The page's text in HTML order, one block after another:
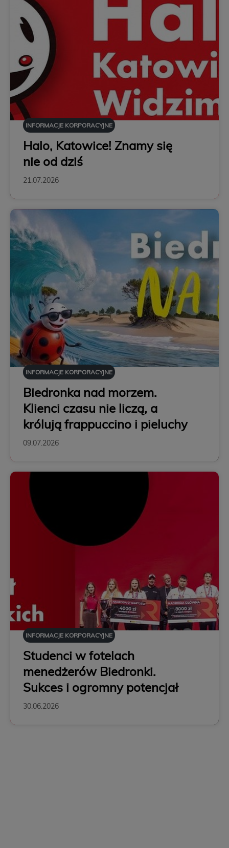
INFORMACJE KORPORACYJNE
Halo, Katowice! Znamy się
nie od dziś
21.07.2026
INFORMACJE KORPORACYJNE
Biedronka nad morzem.
Klienci czasu nie liczą, a
królują frappuccino i pieluchy
09.07.2026
INFORMACJE KORPORACYJNE
Studenci w fotelach
menedżerów Biedronki.
Sukces i ogromny potencjał
30.06.2026